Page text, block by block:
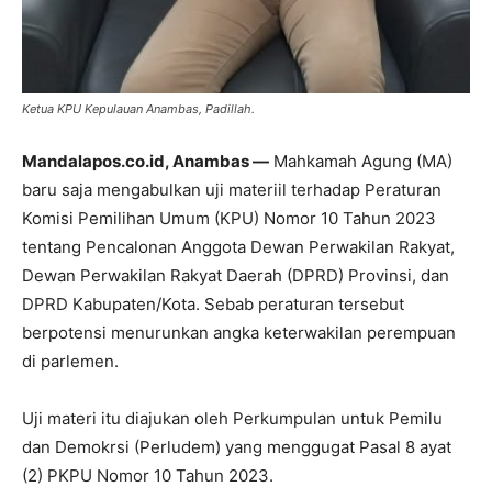
Ketua KPU Kepulauan Anambas, Padillah.
Mandalapos.co.id, Anambas — Mahkamah Agung (MA)
baru saja mengabulkan uji materiil terhadap Peraturan
Komisi Pemilihan Umum (KPU) Nomor 10 Tahun 2023
tentang Pencalonan Anggota Dewan Perwakilan Rakyat,
Dewan Perwakilan Rakyat Daerah (DPRD) Provinsi, dan
DPRD Kabupaten/Kota. Sebab peraturan tersebut
berpotensi menurunkan angka keterwakilan perempuan
di parlemen.
Uji materi itu diajukan oleh Perkumpulan untuk Pemilu
dan Demokrsi (Perludem) yang menggugat Pasal 8 ayat
(2) PKPU Nomor 10 Tahun 2023.